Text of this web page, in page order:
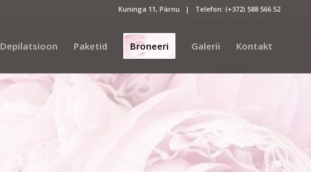
Kuninga 11, Pärnu | Telefon: (+372) 588 566 52
Depilatsioon Paketid Broneeri Galerii Kontakt